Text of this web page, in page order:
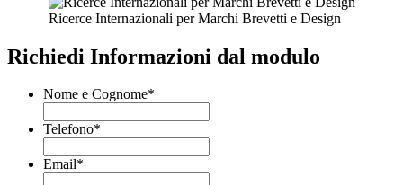
Ricerce Internazionali per Marchi Brevetti e Design
Richiedi Informazioni dal modulo
Nome e Cognome*
Telefono*
Email*